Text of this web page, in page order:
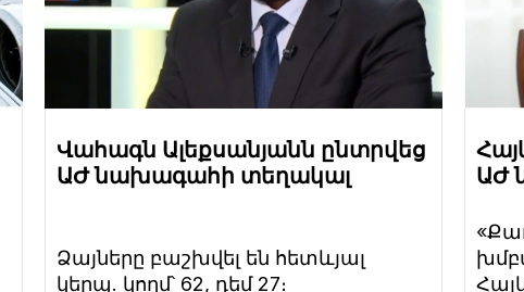
Վահագն Ալեքսանյանն ընտրվեց
ԱԺ նախագահի տեղակալ
Ձայները բաշխվել են հետևյալ
կերպ. կողմ՝ 62, դեմ 27։
ԱԺ